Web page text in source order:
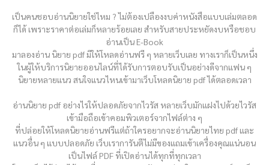
เป็นคนชอบอ่านนิยายใช่ไหม ? ไม่ต้องเปลืองงบค่าหนังสือแบบเล่มตลอด
ก็ได้ เพราะราคาต่อเล่มก็หลายร้อยเลย สำหรับสายประหยัดงบหรือชอบ
อ่านเป็น E-Book
มาลองอ่าน นิยาย pdf มีให้โหลดอ่านฟรี ๆ หลายเว็บเลย ทางเราก็เป็นหนึ่ง
ในผู้ให้บริการนิยายออนไลน์ที่ได้รับการตอบรับเป็นอย่างดีจากแฟน ๆ
นิยายหลายแนว สนใจแนวไหนเข้ามาเว็บโหลดนิยาย pdf ได้ตลอดเวลา
อ่านนิยาย pdf อย่างไรให้ปลอดภัยจากไวรัส หลายเว็บมักแฝงไปด้วยไวรัส
เข้ามือถือเข้าคอมพิวเตอร์จากไฟล์ต่าง ๆ
ที่ปล่อยให้โหลดนิยายอ่านฟรีแต่ถ้าใครอยากจะอ่านนิยายไทย pdf และ
แนวอื่น ๆ แบบปลอดภัย เว็บเราการันตีไม่มีของแถมเข้าเครื่องคุณแน่นอน
เป็นไฟล์ PDF ที่เปิดอ่านได้ทุกที่ทุกเวลา